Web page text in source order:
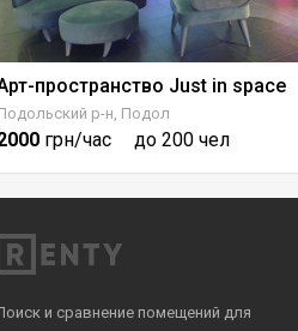
пространство Just in space
р-н, Подол
грн/час до 200 чел
и сравнение помещений для